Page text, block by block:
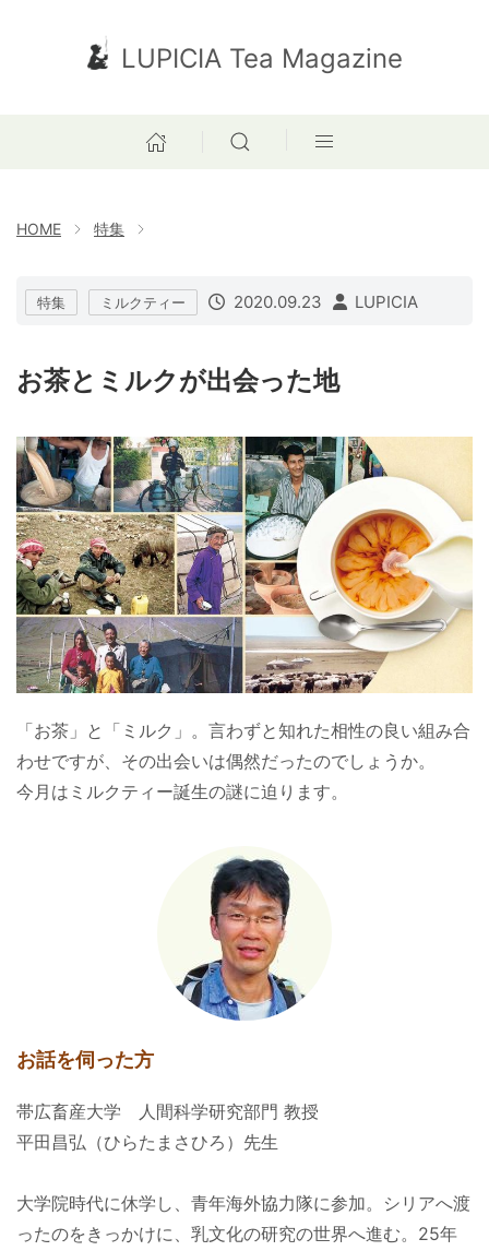
LUPICIA Tea Magazine
HOME 特集
特集 ミルクティー 2020.09.23 LUPICIA
お茶とミルクが出会った地
「お茶」と「ミルク」。言わずと知れた相性の良い組み合
わせですが、その出会いは偶然だったのでしょうか。
今月はミルクティー誕生の謎に迫ります。
お話を伺った方
帯広畜産大学 人間科学研究部門 教授
平田昌弘（ひらたまさひろ）先生
大学院時代に休学し、青年海外協力隊に参加。シリアへ渡
ったのをきっかけに、乳文化の研究の世界へ進む。25年